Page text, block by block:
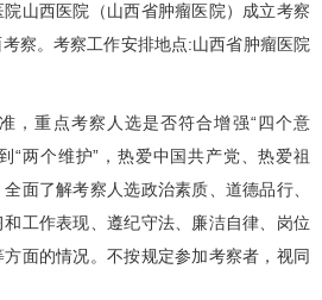
西医院（山西省肿瘤医院）成立考察
察。考察工作安排地点:山西省肿瘤医院
重点考察人选是否符合增强“四个意
“两个维护”，热爱中国共产党、热爱祖
面了解考察人选政治素质、道德品行、
工作表现、遵纪守法、廉洁自律、岗位
面的情况。不按规定参加考察者，视同